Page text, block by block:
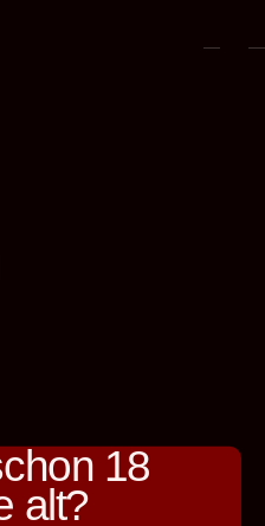
18
alt?